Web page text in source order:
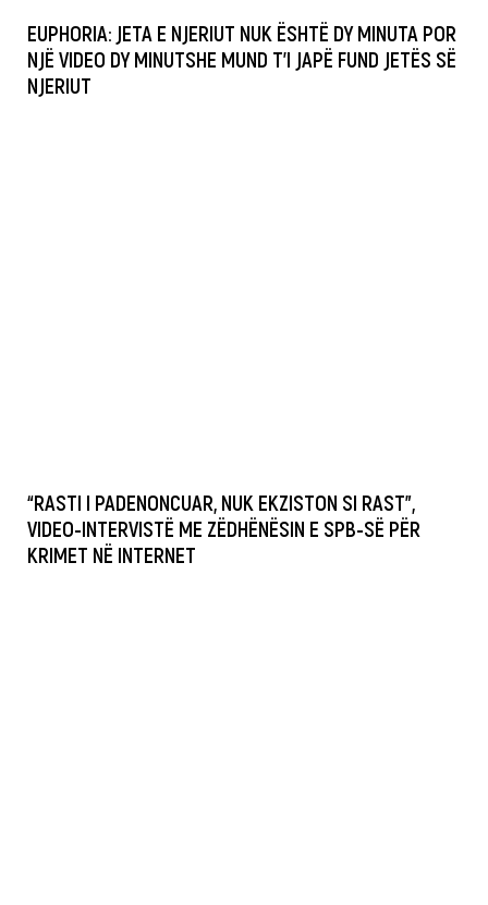
EUPHORIA: JETA E NJERIUT NUK ËSHTË DY MINUTA POR
NJË VIDEO DY MINUTSHE MUND T’I JAPË FUND JETËS SË
NJERIUT
“RASTI I PADENONCUAR, NUK EKZISTON SI RAST”,
VIDEO-INTERVISTË ME ZËDHËNËSIN E SPB-SË PËR
KRIMET NË INTERNET